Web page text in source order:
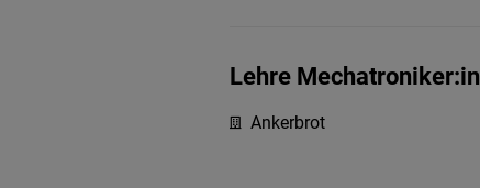
Lehre Mechatroniker:in
Ankerbrot